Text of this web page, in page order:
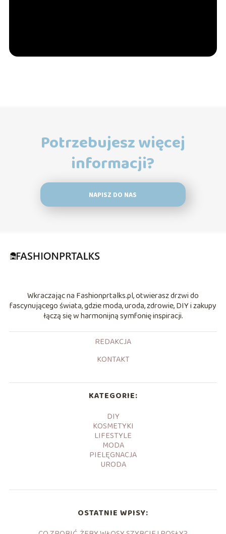
Potrzebujesz więcej
informacji?
NAPISZ DO NAS
Wkraczając na Fashionprtalks.pl, otwierasz drzwi do
fascynującego świata, gdzie moda, uroda, zdrowie, DIY i zakupy
łączą się w harmonijną symfonię inspiracji.
REDAKCJA
KONTAKT
KATEGORIE:
DIY
KOSMETYKI
LIFESTYLE
MODA
PIELĘGNACJA
URODA
OSTATNIE WPISY: